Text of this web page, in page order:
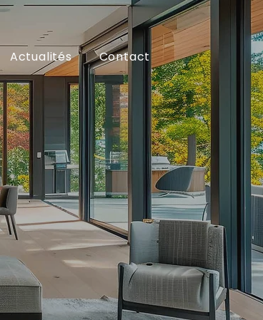
Actualités Contact